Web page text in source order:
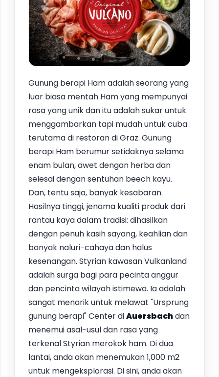
Gunung berapi Ham adalah seorang yang
luar biasa mentah Ham yang mempunyai
rasa yang unik dan itu adalah sukar untuk
menggambarkan tapi mudah untuk cuba
terutama di restoran di Graz. Gunung
berapi Ham berumur setidaknya selama
enam bulan, awet dengan herba dan
selesai dengan sentuhan beech kayu.
Dan, tentu saja, banyak kesabaran.
Hasilnya tinggi, jenama kualiti produk dari
rantau kaya dalam tradisi: dihasilkan
dengan penuh kasih sayang, keahlian dan
banyak naluri-cahaya dan halus
kesenangan. Styrian kawasan Vulkanland
adalah surga bagi para pecinta anggur
dan pencinta wilayah istimewa. Ia adalah
sangat menarik untuk melawat "Ursprung
gunung berapi" Center diAuersbachdan
menemui asal-usul dan rasa yang
terkenal Styrian merokok ham. Di dua
lantai, anda akan menemukan 1,000 m2
untuk mengeksplorasi. Di sini, anda akan